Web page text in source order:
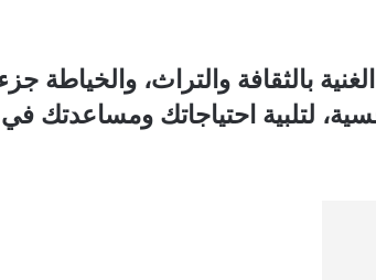
بالثقافة والتراث،
لتلبية احتياجاتك ومساعدتك في